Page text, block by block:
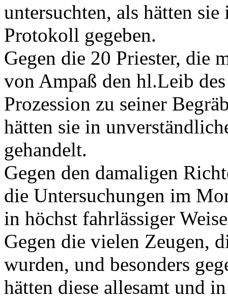
untersuchten, als hätten
Protokoll gegeben.
Gegen die 20 Priester, die
von Ampaß den hl.Leib
Prozession zu seiner
hätten sie in
gehandelt.
Gegen den damaligen
die Untersuchungen im
in höchst fahrlässiger
Gegen die vielen Zeugen,
wurden, und besonders
hätten diese allesamt und